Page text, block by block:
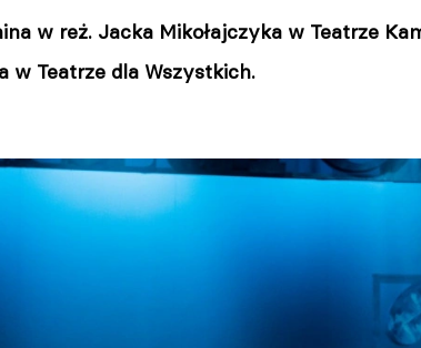
w reż. Jacka Mikołajczyka w Teatrze
w Teatrze dla Wszystkich.